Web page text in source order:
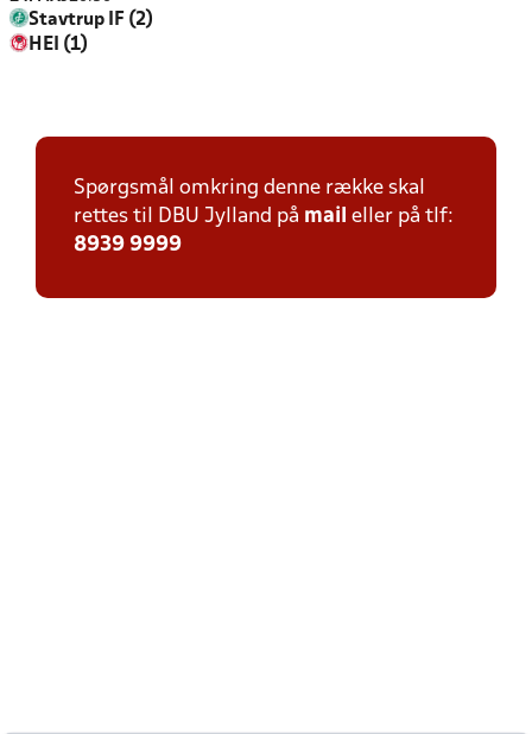
Stavtrup IF (2)
HEI (1)
Spørgsmål omkring denne række skal
rettes til DBU Jylland på mail eller på tlf:
8939 9999